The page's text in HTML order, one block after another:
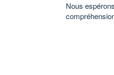
Nous